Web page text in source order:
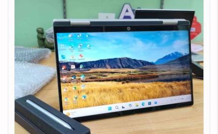
ဖုန်း 09795808549